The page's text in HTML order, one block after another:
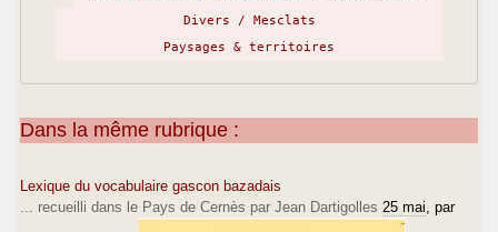
Divers / Mesclats
Paysages & territoires
Dans la même rubrique :
Lexique du vocabulaire gascon bazadais
... recueilli dans le Pays de Cernès par Jean Dartigolles 25 mai , par